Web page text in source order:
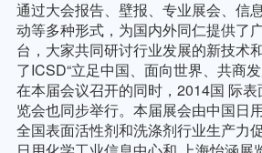
通过大会报告、壁报、专业展会、信
动等多种形式，为国内外同仁提供了
台，大家共同研讨行业发展的新技术
了ICSD“立足中国、面向世界、共商发
在本届会议召开的同时， 2014国 际表
览会也同步举行。本届展会由中国日
全国表面活性剂和洗涤剂行业生产力